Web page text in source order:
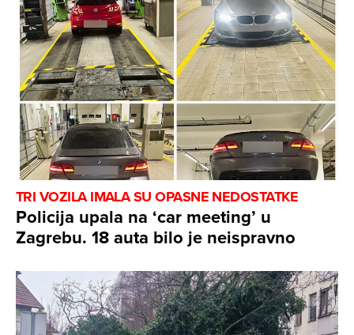
TRI VOZILA IMALA SU OPASNE NEDOSTATKE
Policija upala na ‘car meeting’ u
Zagrebu. 18 auta bilo je neispravno